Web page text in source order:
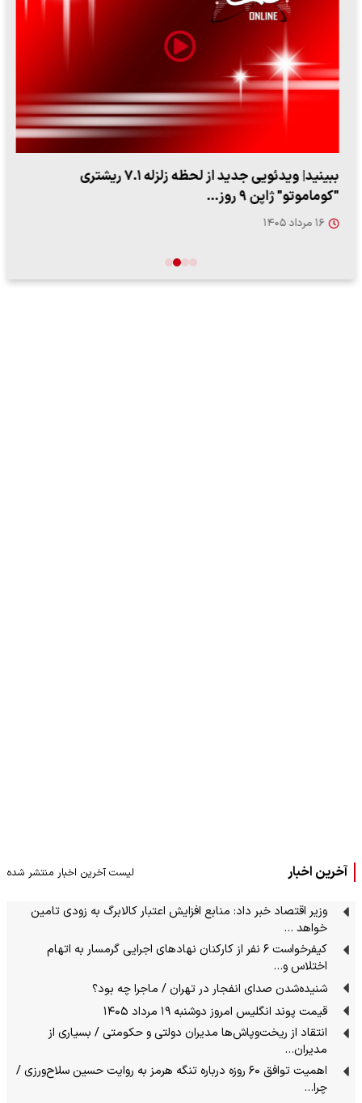
ببینید| ویدئویی جدید از لحظه زلزله ۷.۱ ریشتری
"کوماموتو" ژاپن ۹ روز…
۱۶ مرداد ۱۴۰۵
آخرین اخبار لیست آخرین اخبار منتشر شده
وزیر اقتصاد خبر داد: منابع افزایش اعتبار کالابرگ به زودی تامین
خواهد …
کیفرخواست ۶ نفر از کارکنان نهادهای اجرایی گرمسار به اتهام
اختلاس و…
شنیده‌شدن صدای انفجار در تهران / ماجرا چه بود؟
قیمت پوند انگلیس امروز دوشنبه ۱۹ مرداد ۱۴۰۵
انتقاد از ریخت‌وپاش‌ها مدیران دولتی و حکومتی / بسیاری از
مدیران…
اهمیت توافق ۶۰ روزه درباره تنگه هرمز به روایت حسین سلاح‌ورزی /
چرا…